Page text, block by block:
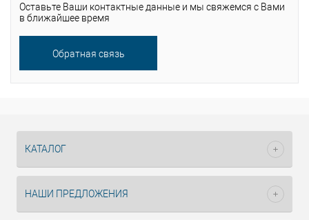
Оставьте Ваши контактные данные и мы свяжемся с Вами
в ближайшее время
Обратная связь
КАТАЛОГ
НАШИ ПРЕДЛОЖЕНИЯ